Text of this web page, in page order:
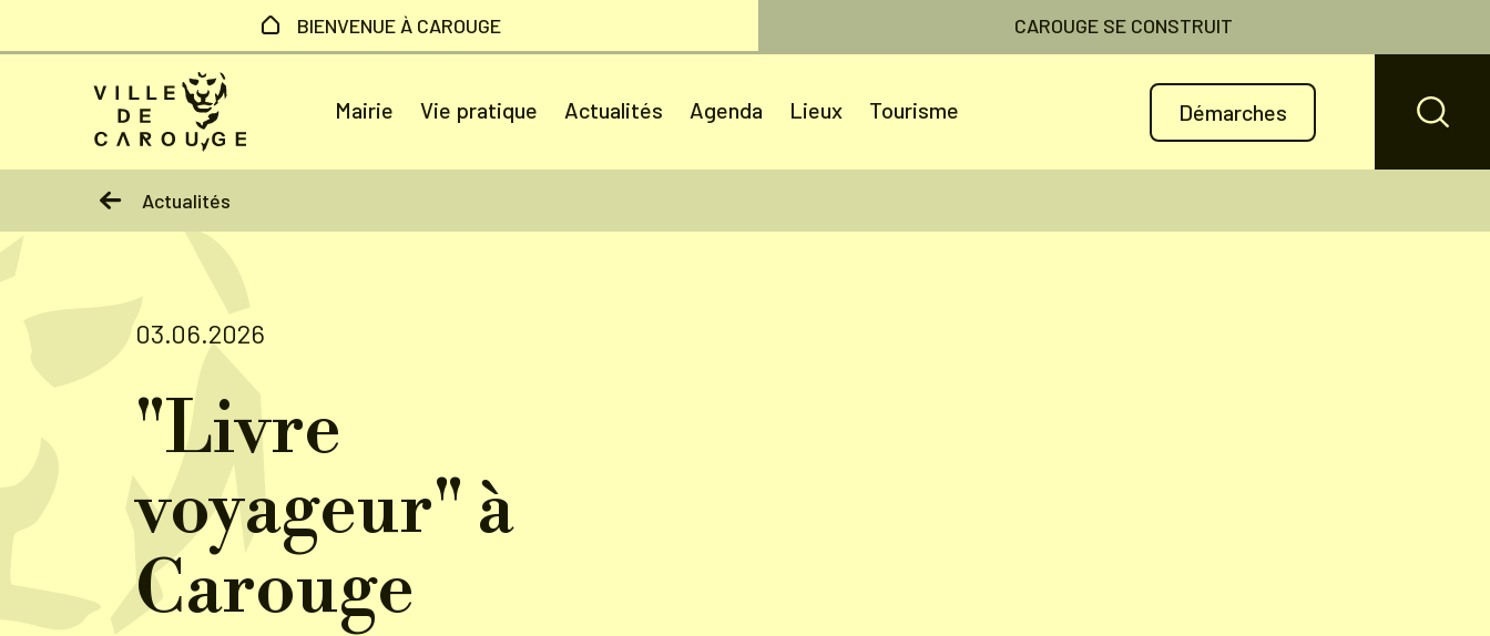
BIENVENUE À CAROUGE CAROUGE SE CONSTRUIT
Mairie Vie pratique Actualités Agenda Lieux Tourisme Démarches
Actualités
03.06.2026
"Livre
voyageur" à
Carouge